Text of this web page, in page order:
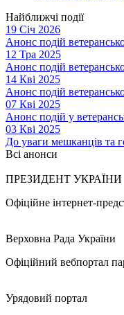
Найближчі події
19 Січ 2026
Анонс подій
12 Тра 2025
Анонс подій
14 Кві 2025
Анонс подій
07 Кві 2025
Анонс подій у
03 Кві 2025
До уваги мешканців та
Всі анонси
ПРЕЗИДЕНТ УКРАЇНИ
Офіційне інтернет-
Верховна Рада України
Офіційний вебпортал
Урядовий портал